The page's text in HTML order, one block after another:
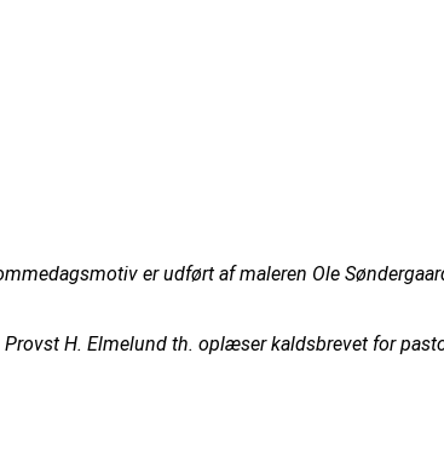
er udført af maleren Ole
H. Elmelund th. oplæser kaldsbrevet for